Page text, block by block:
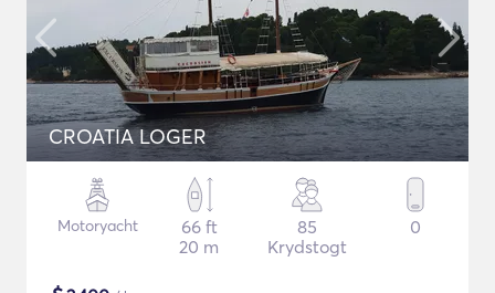
CROATIA LOGER
Motoryacht
66 ft
20 m
85
Krydstogt
0